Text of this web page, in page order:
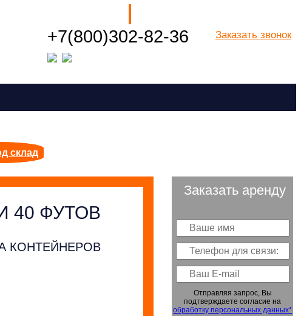
+7(800)302-82-36 Заказать звонок
Посмотреть все города РФ
склад
40 ФУТОВ
КОНТЕЙНЕРОВ
Заказать аренду
Отправляя запрос, Вы
подтверждаете согласие на
обработку персональных данных*